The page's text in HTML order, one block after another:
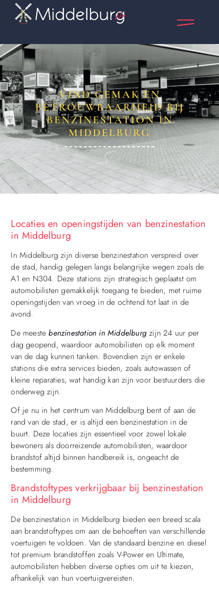
VIND GEMAK EN
BETROUWBAARHEID BIJ
BENZINESTATION IN
MIDDELBURG
Locaties en openingstijden van benzinestation
in Middelburg
In Middelburg zijn diverse benzinestation verspreid over
de stad, handig gelegen langs belangrijke wegen zoals de
A1 en N304. Deze stations zijn strategisch geplaatst om
automobilisten gemakkelijk toegang te bieden, met ruime
openingstijden van vroeg in de ochtend tot laat in de
avond.
De meestebenzinestation in Middelburg zijn 24 uur per
dag geopend, waardoor automobilisten op elk moment
van de dag kunnen tanken. Bovendien zijn er enkele
stations die extra services bieden, zoals autowassen of
kleine reparaties, wat handig kan zijn voor bestuurders die
onderweg zijn.
Of je nu in het centrum van Middelburg bent of aan de
rand van de stad, er is altijd een benzinestation in de
buurt. Deze locaties zijn essentieel voor zowel lokale
bewoners als doorreizende automobilisten, waardoor
brandstof altijd binnen handbereik is, ongeacht de
bestemming.
Brandstoftypes verkrijgbaar bij benzinestation
in Middelburg
De benzinestation in Middelburg bieden een breed scala
aan brandstoftypes om aan de behoeften van verschillende
voertuigen te voldoen. Van de standaard benzine en diesel
tot premium brandstoffen zoals V-Power en Ultimate,
automobilisten hebben diverse opties om uit te kiezen,
afhankelijk van hun voertuigvereisten.